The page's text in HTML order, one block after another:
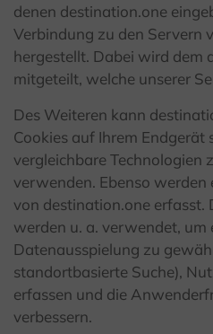
denen destination.one
Verbindung zu den Servern
hergestellt. Dabei wird dem
mitgeteilt, welche unserer
Des Weiteren kann
Cookies auf Ihrem Endgerät
vergleichbare Technologien
verwenden. Ebenso
von destination.one erfasst.
werden u. a. verwendet, um
Datenausspielung zu
standortbasierte Suche),
erfassen und die
verbessern.